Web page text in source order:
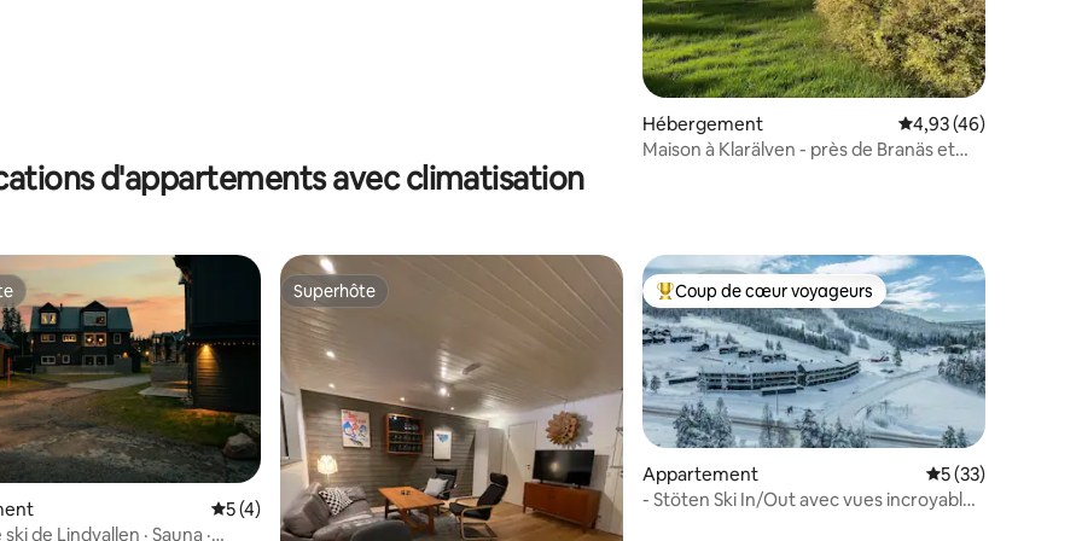
Hébergement Évaluation moyenne
4,93 (46)
Maison à Klarälven - près de Branäs et
d'appartements avec climatisation
Évaluation moyenne sur la base de 4 commentaires : 5 sur 5
5 (4)
de Lindvallen · Sauna ·
Superhôte
Superhôte Coups de cœur voyageurs les plus appréciés
Coup de cœur voyageurs
Appartement Évaluation
5 (33)
- Stöten Ski In/Out avec vues incroyables